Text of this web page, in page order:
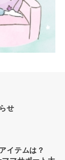
せ
イテムは？